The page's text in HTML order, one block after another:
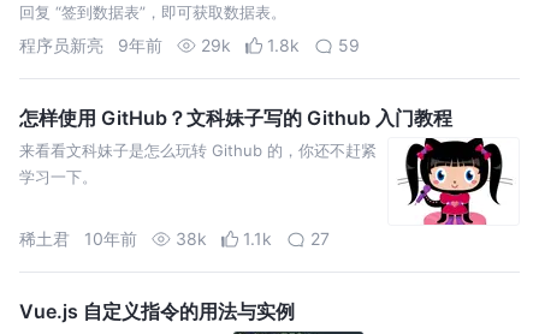
回复 “签到数据表”，即可获取数据表。
程序员新亮 9年前 29k 1.8k 59
怎样使用 GitHub？文科妹子写的 Github 入门教程
来看看文科妹子是怎么玩转 Github 的，你还不赶紧
学习一下。
稀土君 10年前 38k 1.1k 27
Vue.js 自定义指令的用法与实例